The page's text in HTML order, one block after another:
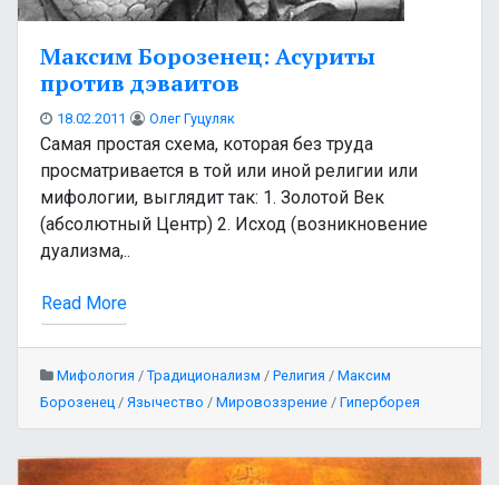
Максим Борозенец: Асуриты
против дэваитов
18.02.2011 Олег Гуцуляк
Самая простая схема, которая без труда
просматривается в той или иной религии или
мифологии, выглядит так: 1. Золотой Век
(абсолютный Центр) 2. Исход (возникновение
дуализма,..
Read More
Мифология / Традиционализм / Религия / Максим
Борозенец / Язычество / Мировоззрение / Гиперборея